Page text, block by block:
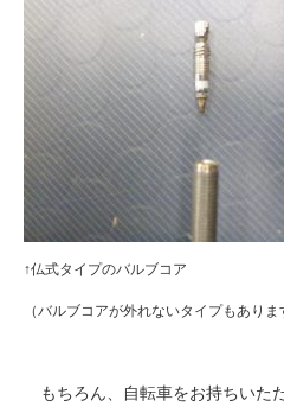
↑仏式タイプのバルブコア
（バルブコアが外れないタイプもありま
もちろん、自転車をお持ちいた